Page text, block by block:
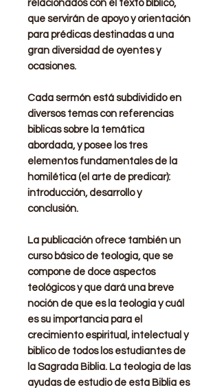
relacionados con el texto bíblico,
que servirán de apoyo y orientación
para prédicas destinadas a una
gran diversidad de oyentes y
ocasiones.
Cada sermón está subdividido en
diversos temas con referencias
biblicas sobre la temática
abordada, y posee los tres
elementos fundamentales de la
homilética (el arte de predicar):
introducción, desarrollo y
conclusión.
La publicación ofrece también un
curso básico de teologia, que se
compone de doce aspectos
teológicos y que dará una breve
noción de que es la teologia y cuál
es su importancia para el
crecimiento espiritual, intelectual y
biblico de todos los estudiantes de
la Sagrada Biblia. La teologia de las
ayudas de estudio de esta Biblia es